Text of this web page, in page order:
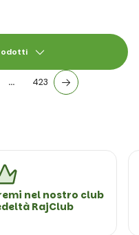
… 423
nel nostro club
RajClub